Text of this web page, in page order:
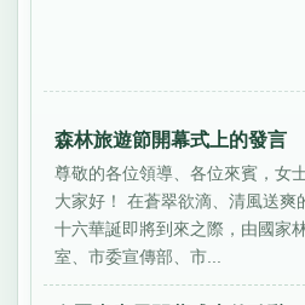
森林旅遊節開幕式上的發言
尊敬的各位領導、各位來賓，女
大家好！ 在蒼翠欲滴、清風送爽
十六華誕即將到來之際，由國家
室、市委宣傳部、市...